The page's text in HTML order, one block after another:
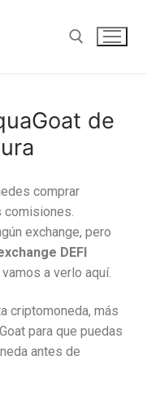
de
comprar
comisiones.
exchange, pero
DEFI
a verlo aquí.
criptomoneda, más
para que puedas
antes de